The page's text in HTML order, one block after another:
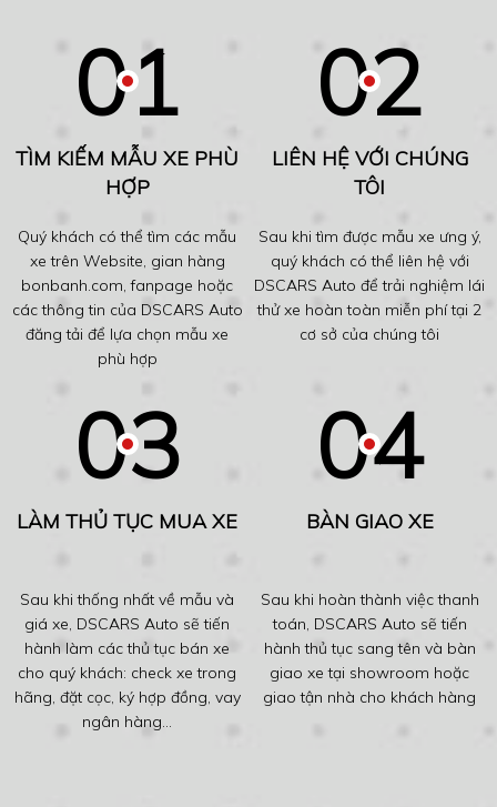
TÌM KIẾM MẪU XE PHÙ
HỢP
Quý khách có thể tìm các mẫu
xe trên Website, gian hàng
bonbanh.com, fanpage hoặc
các thông tin của DSCARS Auto
đăng tải để lựa chọn mẫu xe
phù hợp
LIÊN HỆ VỚI CHÚNG
TÔI
Sau khi tìm được mẫu xe ưng ý,
quý khách có thể liên hệ với
DSCARS Auto để trải nghiệm lái
thử xe hoàn toàn miễn phí tại 2
cơ sở của chúng tôi
LÀM THỦ TỤC MUA XE
Sau khi thống nhất về mẫu và
giá xe, DSCARS Auto sẽ tiến
hành làm các thủ tục bán xe
cho quý khách: check xe trong
hãng, đặt cọc, ký hợp đồng, vay
ngân hàng...
BÀN GIAO XE
Sau khi hoàn thành việc thanh
toán, DSCARS Auto sẽ tiến
hành thủ tục sang tên và bàn
giao xe tại showroom hoặc
giao tận nhà cho khách hàng